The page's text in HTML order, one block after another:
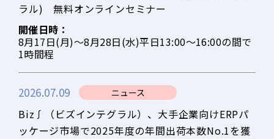
ラル) 無料オンラインセミナー
開催日時：
8月17日(月)～8月28日(水)平日13:00～16:00の間で
1時間程
2026.07.09 ニュース
Biz∫（ビズインテグラル）、大手企業向けERPパ
ッケージ市場で2025年度の年間出荷本数No.1を獲